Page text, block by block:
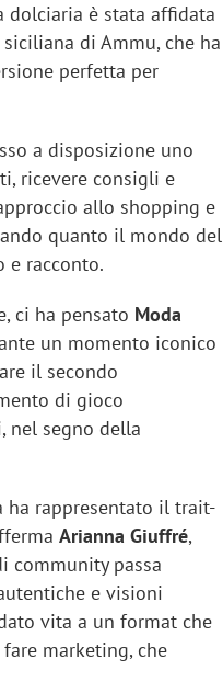
dolciaria è stata affidata
di Ammu, che ha
perfetta per
a disposizione uno
ricevere consigli e
allo shopping e
quanto il mondo del
e racconto.
ci ha pensato Moda
un momento iconico
il secondo
di gioco
nel segno della
ha rappresentato il trait-
Arianna Giuffré,
community passa
e visioni
vita a un format che
marketing, che
di mercato. Neri, Ipsos
basta più descrivere i
bisogna comprenderli e
azioni»